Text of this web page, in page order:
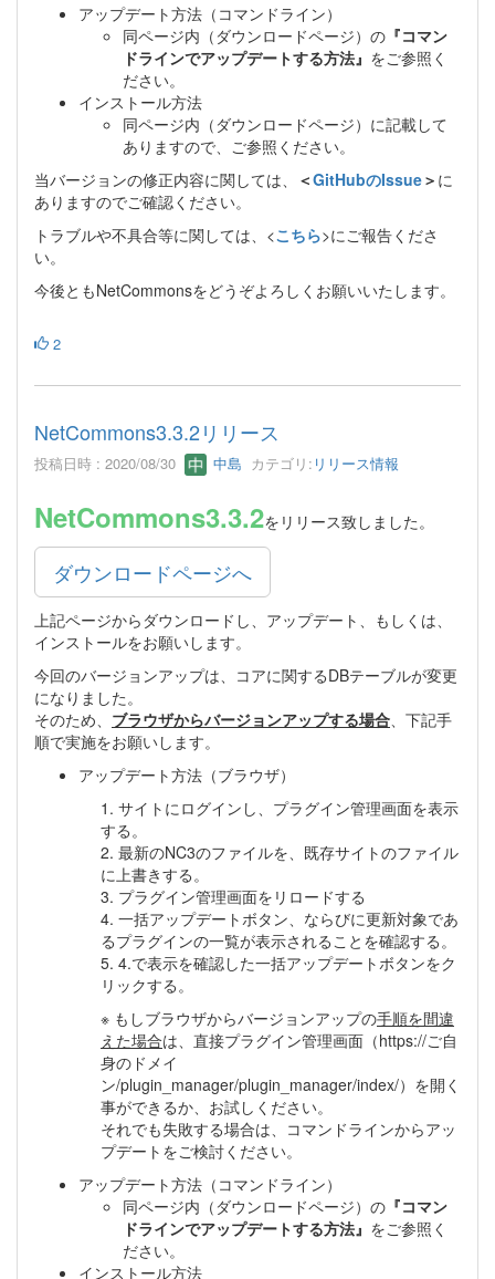
アップデート方法（コマンドライン）
同ページ内（ダウンロードページ）の 『コマン
ドラインでアップデートする方法』 をご参照く
ださい。
インストール方法
同ページ内（ダウンロードページ）に記載して
ありますので、ご参照ください。
当バージョンの修正内容に関しては、
＜GitHubのIssue＞ に
ありますのでご確認ください。
トラブルや不具合等に関しては、<こちら>にご報告くださ
い。
今後ともNetCommonsをどうぞよろしくお願いいたします。
2
NetCommons3.3.2リリース
投稿日時 : 2020/08/30 中島 カテゴリ: リリース情報
NetCommons3.3.2をリリース致しました。
ダウンロードページへ
上記ページからダウンロードし、アップデート、もしくは、
インストールをお願いします。
今回のバージョンアップは、コアに関するDBテーブルが変更
になりました。
そのため、 ブラウザからバージョンアップする場合、下記手
順で実施をお願いします。
アップデート方法（ブラウザ）
1. サイトにログインし、プラグイン管理画面を表示
する。
2. 最新のNC3のファイルを、既存サイトのファイル
に上書きする。
3. プラグイン管理画面をリロードする
4. 一括アップデートボタン、ならびに更新対象であ
るプラグインの一覧が表示されることを確認する。
5. 4.で表示を確認した一括アップデートボタンをク
リックする。
※ もしブラウザからバージョンアップの手順を間違
えた場合は、直接プラグイン管理画面（https://ご自
身のドメイ
ン/plugin_manager/plugin_manager/index/）を開く
事ができるか、お試しください。
それでも失敗する場合は、コマンドラインからアッ
プデートをご検討ください。
アップデート方法（コマンドライン）
同ページ内（ダウンロードページ）の 『コマン
ドラインでアップデートする方法』 をご参照く
ださい。
インストール方法